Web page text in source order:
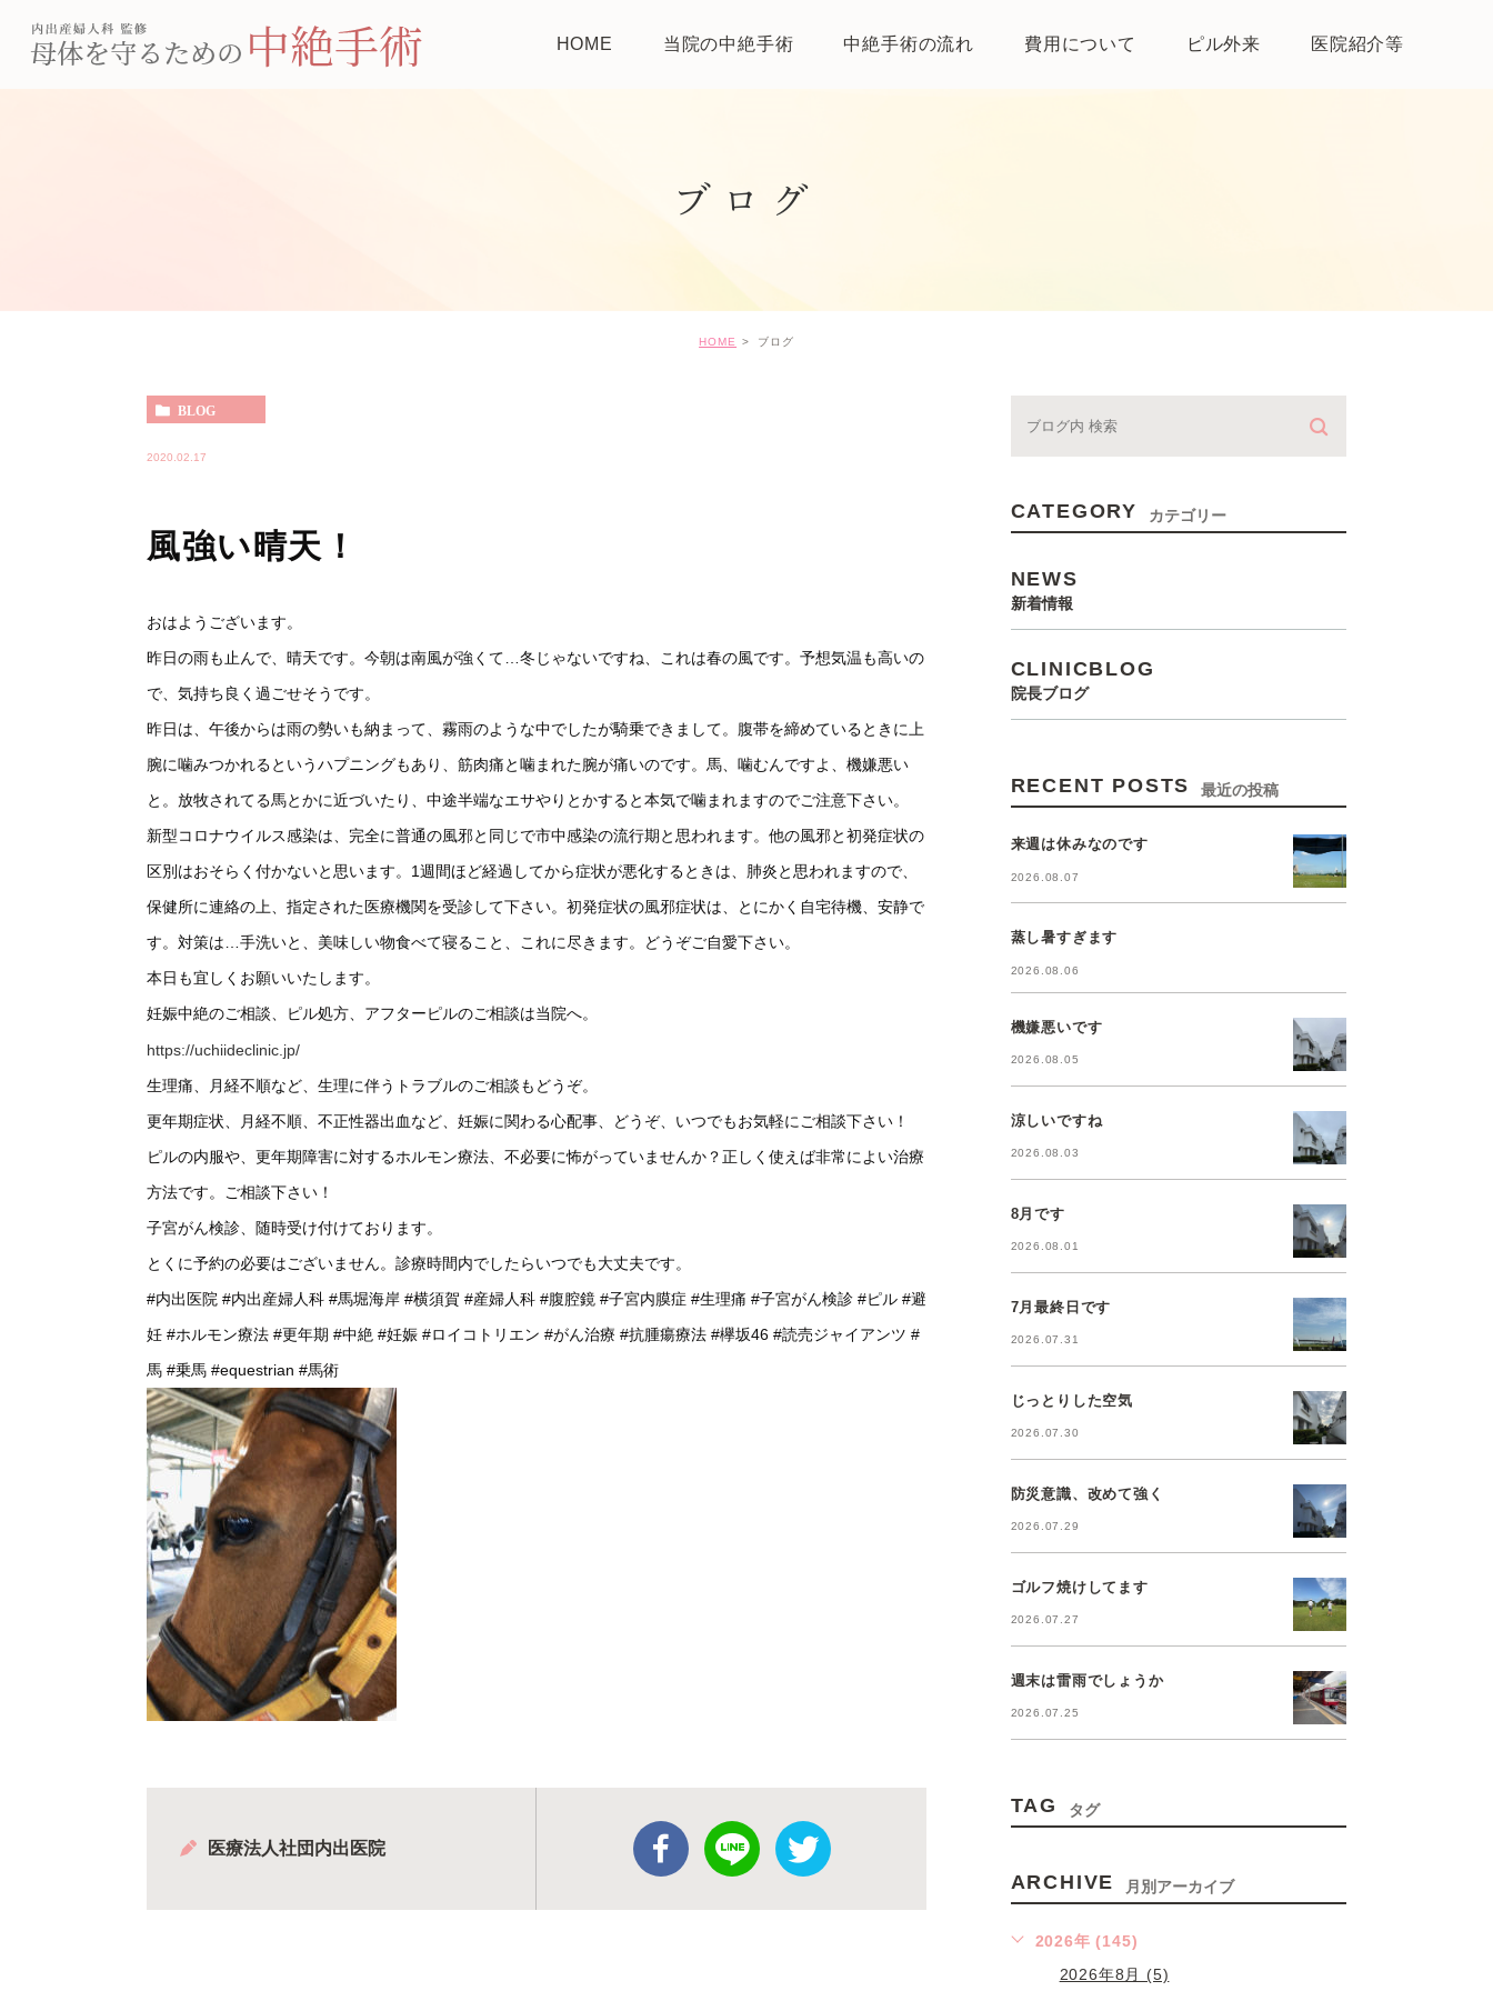
HOME 当院の中絶手術 中絶手術の流れ 費用について ピル外来 医院紹介等
ブログ
HOME ブログ
BLOG
2020.02.17
風強い晴天！
おはようございます。
昨日の雨も止んで、晴天です。今朝は南風が強くて…冬じゃないですね、これは春の風です。予想気温も高いの
で、気持ち良く過ごせそうです。
昨日は、午後からは雨の勢いも納まって、霧雨のような中でしたが騎乗できまして。腹帯を締めているときに上
腕に噛みつかれるというハプニングもあり、筋肉痛と噛まれた腕が痛いのです。馬、噛むんですよ、機嫌悪い
と。放牧されてる馬とかに近づいたり、中途半端なエサやりとかすると本気で噛まれますのでご注意下さい。
新型コロナウイルス感染は、完全に普通の風邪と同じで市中感染の流行期と思われます。他の風邪と初発症状の
区別はおそらく付かないと思います。1週間ほど経過してから症状が悪化するときは、肺炎と思われますので、
保健所に連絡の上、指定された医療機関を受診して下さい。初発症状の風邪症状は、とにかく自宅待機、安静で
す。対策は…手洗いと、美味しい物食べて寝ること、これに尽きます。どうぞご自愛下さい。
本日も宜しくお願いいたします。
妊娠中絶のご相談、ピル処方、アフターピルのご相談は当院へ。
https://uchiideclinic.jp/
生理痛、月経不順など、生理に伴うトラブルのご相談もどうぞ。
更年期症状、月経不順、不正性器出血など、妊娠に関わる心配事、どうぞ、いつでもお気軽にご相談下さい！
ピルの内服や、更年期障害に対するホルモン療法、不必要に怖がっていませんか？正しく使えば非常によい治療
方法です。ご相談下さい！
子宮がん検診、随時受け付けております。
とくに予約の必要はございません。診療時間内でしたらいつでも大丈夫です。
#内出医院 #内出産婦人科 #馬堀海岸 #横須賀 #産婦人科 #腹腔鏡 #子宮内膜症 #生理痛 #子宮がん検診 #ピル #避
妊 #ホルモン療法 #更年期 #中絶 #妊娠 #ロイコトリエン #がん治療 #抗腫瘍療法 #欅坂46 #読売ジャイアンツ #
馬 #乗馬 #equestrian #馬術
医療法人社団内出医院
CATEGORY カテゴリー
NEWS
新着情報
CLINICBLOG
院長ブログ
RECENT POSTS 最近の投稿
来週は休みなのです
2026.08.07
蒸し暑すぎます
2026.08.06
機嫌悪いです
2026.08.05
涼しいですね
2026.08.03
8月です
2026.08.01
7月最終日です
2026.07.31
じっとりした空気
2026.07.30
防災意識、改めて強く
2026.07.29
ゴルフ焼けしてます
2026.07.27
週末は雷雨でしょうか
2026.07.25
TAG タグ
ARCHIVE 月別アーカイブ
2026年 (145)
2026年8月 (5)